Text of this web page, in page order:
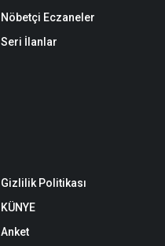
Nöbetçi Eczaneler
Seri İlanlar
Gizlilik Politikası
KÜNYE
Anket